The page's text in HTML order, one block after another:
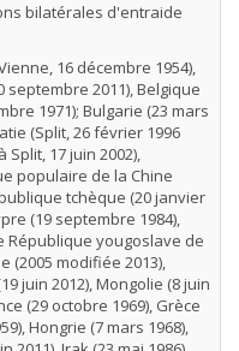
bilatérales d'entraide
16 décembre 1954),
septembre 2011), Belgique
1971); Bulgarie (23 mars
(Split, 26 février 1996
Split, 17 juin 2002),
populaire de la Chine
tchèque (20 janvier
(19 septembre 1984),
République yougoslave de
(2005 modifiée 2013),
juin 2012), Mongolie (8 juin
(29 octobre 1969), Grèce
Hongrie (7 mars 1968),